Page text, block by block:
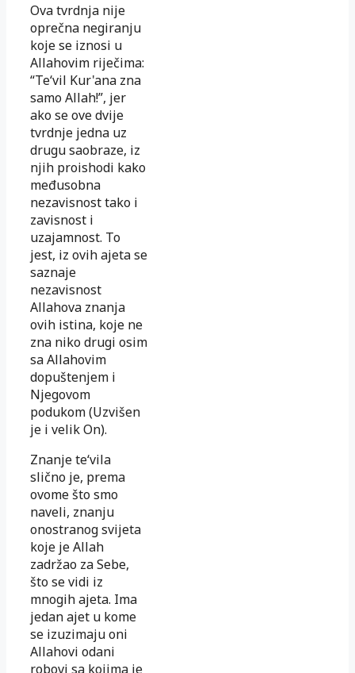
Ova tvrdnja nije
oprečna negiranju
koje se iznosi u
Allahovim riječima:
“Te‘vil Kur'ana zna
samo Allah!”, jer
ako se ove dvije
tvrdnje jedna uz
drugu saobraze, iz
njih proishodi kako
međusobna
nezavisnost tako i
zavisnost i
uzajamnost. To
jest, iz ovih ajeta se
saznaje
nezavisnost
Allahova znanja
ovih istina, koje ne
zna niko drugi osim
sa Allahovim
dopuštenjem i
Njegovom
podukom (Uzvišen
je i velik On).
Znanje te‘vila
slično je, prema
ovome što smo
naveli, znanju
onostranog svijeta
koje je Allah
zadržao za Sebe,
što se vidi iz
mnogih ajeta. Ima
jedan ajet u kome
se izuzimaju oni
Allahovi odani
robovi sa kojima je